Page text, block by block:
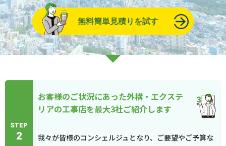
無料簡単見積りを試す
STEP
2
お客様のご状況にあった外構・エクステ
リアの工事店を最大3社ご紹介します
我々が皆様のコンシェルジュとなり、ご要望やご予算な